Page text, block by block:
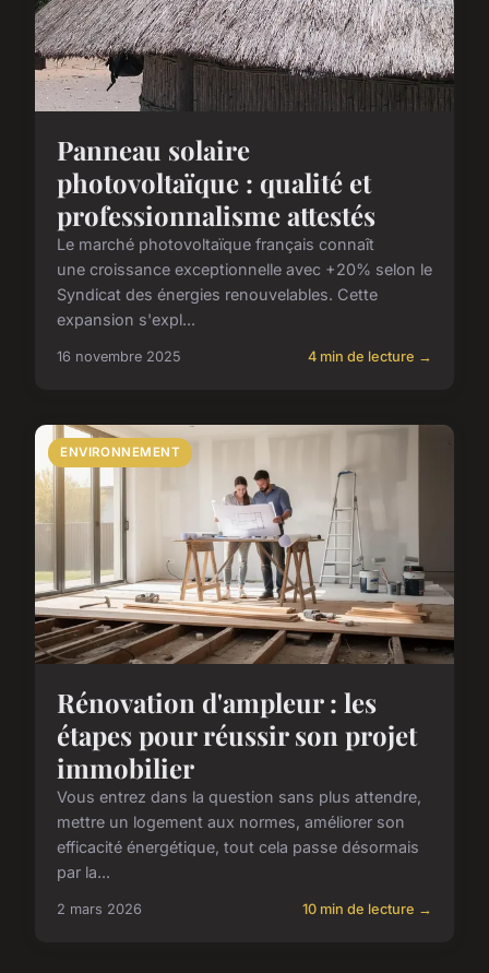
Panneau solaire
photovoltaïque : qualité et
professionnalisme attestés
Le marché photovoltaïque français connaît
une croissance exceptionnelle avec +20% selon le
Syndicat des énergies renouvelables. Cette
expansion s'expl...
16 novembre 2025 4 min de lecture →
ENVIRONNEMENT
Rénovation d'ampleur : les
étapes pour réussir son projet
immobilier
Vous entrez dans la question sans plus attendre,
mettre un logement aux normes, améliorer son
efficacité énergétique, tout cela passe désormais
par la...
2 mars 2026 10 min de lecture →